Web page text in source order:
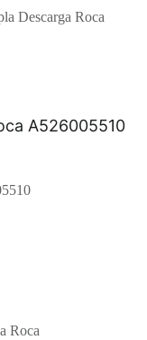
Descarga Roca
Roca